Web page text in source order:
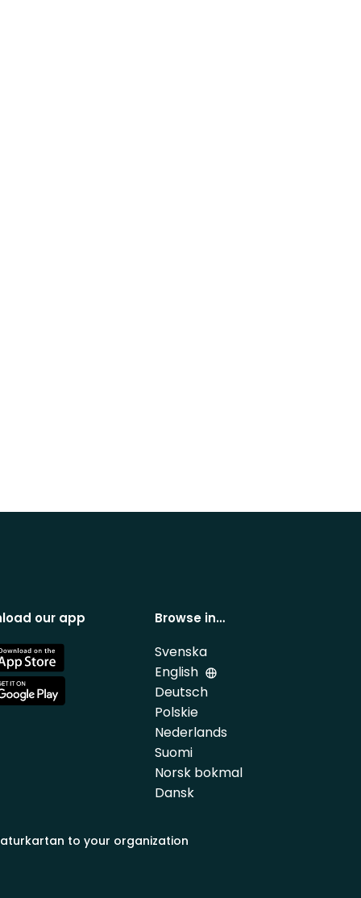
our app Browse in…
Svenska
English
Deutsch
Polskie
Nederlands
Suomi
Norsk bokmal
Dansk
to your organization